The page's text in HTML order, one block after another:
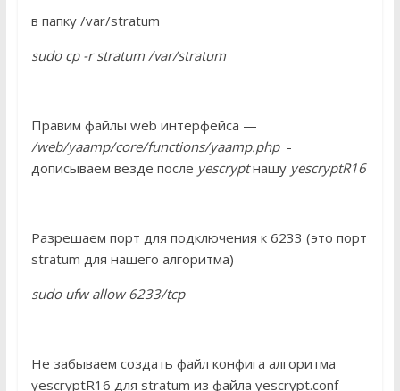
в папку /var/stratum
sudo cp -r stratum /var/stratum
Правим файлы web интерфейса —
/web/yaamp/core/functions/yaamp.php-
дописываем везде после yescryptнашу yescryptR16
Разрешаем порт для подключения к 6233 (это порт
stratum для нашего алгоритма)
sudo ufw allow 6233/tcp
Не забываем создать файл конфига алгоритма
yescryptR16 для stratum из файла yescrypt.conf